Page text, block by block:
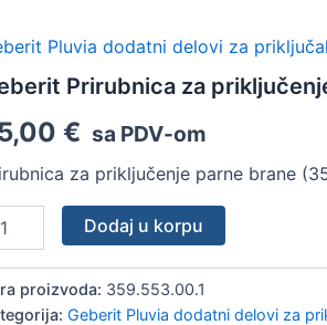
Pluvia dodatni delovi za
Prirubnica za
€ sa PDV-om
za priključenje parne brane
Dodaj u korpu
proizvoda: 359.553.00.1
Geberit Pluvia dodatni delovi za